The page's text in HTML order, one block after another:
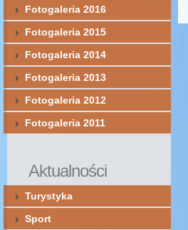
Fotogaleria 2016
Fotogaleria 2015
Fotogaleria 2014
Fotogaleria 2013
Fotogaleria 2012
Fotogaleria 2011
Aktualności
Turystyka
Sport